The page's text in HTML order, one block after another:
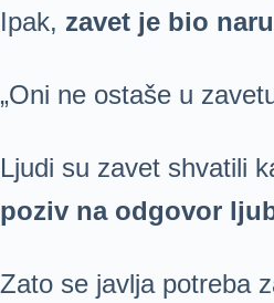
Ipak, zavet je bio
„Oni ne ostaše u
Ljudi su zavet shvatili
poziv na odgovor
Zato se javlja potreba